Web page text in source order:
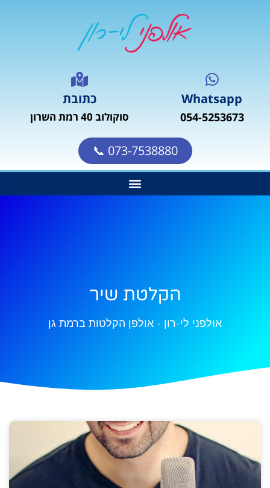
Whatsapp
054-5253673
כתובת
סוקולוב 40 רמת השרון
073-7538880 📞
הקלטת שיר
אולפני לי-רון - אולפן הקלטות ברמת גן